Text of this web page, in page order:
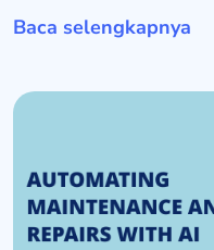
mengurangi waktu
Baca selengkapnya